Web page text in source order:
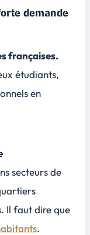
demande
françaises.
étudiants,
en
secteurs de
Il faut dire que
.